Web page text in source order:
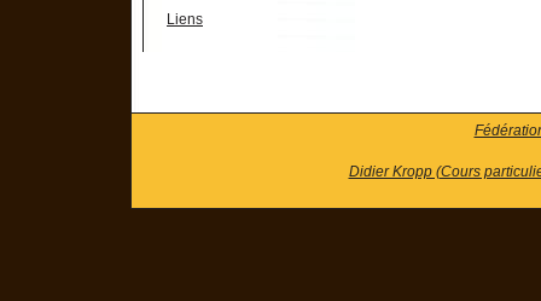
Liens
Didier Kropp (Cours